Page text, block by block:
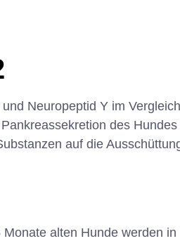
Neuropeptid Y im
des Hundes
auf die
Monate alten Hunde werden